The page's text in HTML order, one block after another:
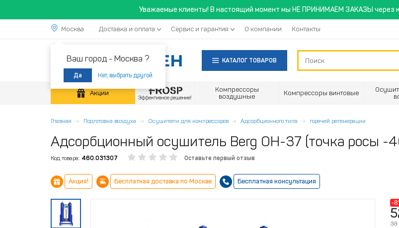
Уважаемые клиенты! В настоящий момент мы НЕ ПРИНИМАЕМ ЗАКАЗЫ через
Москва
Ваш город - Москва ?
Да Нет, выбрать другой
Доставка и оплата Сервис и гарантия О компании Контакты
КАТАЛОГ ТОВАРОВ
Акции
Компрессоры
воздушные
Компрессоры винтовые
Главная Подготовка воздуха Осушители для компрессоров Адсорбционного типа горячей регенерации
Адсорбционный осушитель Berg ОН-37 (точка росы -
Код товара: 460.031307 Оставьте первый отзыв
Акция! Бесплатная доставка по Москве Бесплатная консультация
-
за